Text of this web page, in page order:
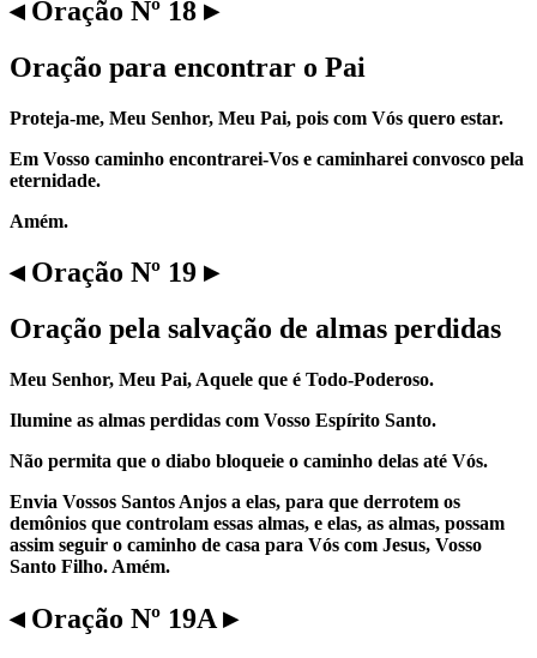
◂ Oração Nº 18 ▸
Oração para encontrar o Pai
Proteja-me, Meu Senhor, Meu Pai, pois com Vós quero estar.
Em Vosso caminho encontrarei-Vos e caminharei convosco pela
eternidade.
Amém.
◂ Oração Nº 19 ▸
Oração pela salvação de almas perdidas
Meu Senhor, Meu Pai, Aquele que é Todo-Poderoso.
Ilumine as almas perdidas com Vosso Espírito Santo.
Não permita que o diabo bloqueie o caminho delas até Vós.
Envia Vossos Santos Anjos a elas, para que derrotem os
demônios que controlam essas almas, e elas, as almas, possam
assim seguir o caminho de casa para Vós com Jesus, Vosso
Santo Filho. Amém.
◂ Oração Nº 19A ▸